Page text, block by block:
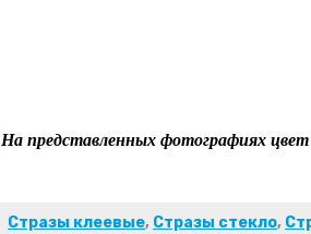
На представленных фотографиях
Стразы клеевые, Стразы стекло,